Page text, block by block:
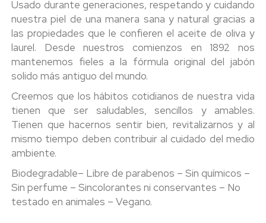
Usado durante generaciones, respetando y cuidando
nuestra piel de una manera sana y natural gracias a
las propiedades que le confieren el aceite de oliva y
laurel. Desde nuestros comienzos en 1892 nos
mantenemos fieles a la fórmula original del jabón
solido más antiguo del mundo.
Creemos que los hábitos cotidianos de nuestra vida
tienen que ser saludables, sencillos y amables.
Tienen que hacernos sentir bien, revitalizarnos y al
mismo tiempo deben contribuir al cuidado del medio
ambiente.
Biodegradable– Libre de parabenos – Sin químicos –
Sin perfume – Sincolorantes ni conservantes – No
testado en animales – Vegano.